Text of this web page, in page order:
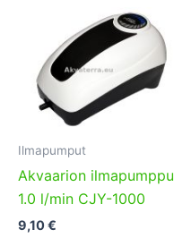
Ilmapumput
Akvaarion ilmapumppu
1.0 l/min CJY-1000
9,10€